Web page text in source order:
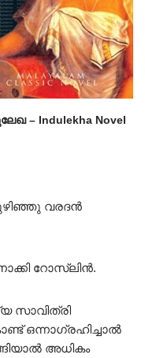
– Indulekha Novel
വരദൻ
റോസ്‌ലിൻ.
സാവിത്രി
ഒന്നാഗ്രഹിച്ചാൽ
അധികം